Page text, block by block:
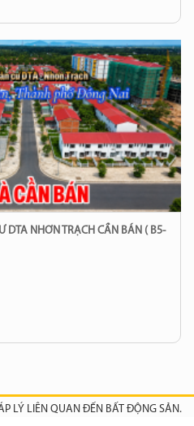
LÝ LIÊN QUAN ĐẾN BẤT ĐỘNG SẢN.